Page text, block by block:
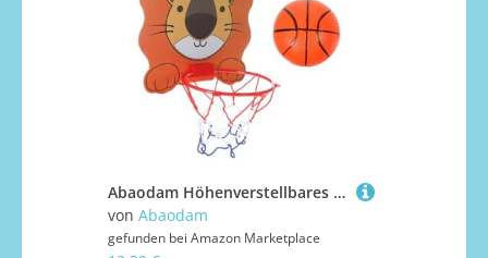
Abaodam Höhenverstellbares Mini Basketballkorb Set für Indoor mit Cartoon Löwen Rückwand Leichter Kunststoff Basketballspielzeug mit Pumpe für Zimmer Büro Zuhause
von Abaodam
gefunden bei Amazon Marketplace